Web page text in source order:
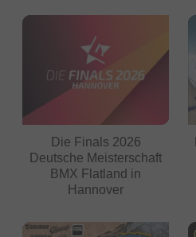
Die Finals 2026
Deutsche Meisterschaft
BMX Flatland in
Hannover